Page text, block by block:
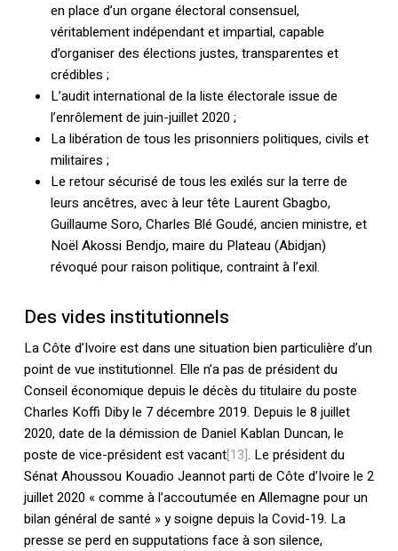
en place d’un organe électoral consensuel,
véritablement indépendant et impartial, capable
d’organiser des élections justes, transparentes et
crédibles ;
L’audit international de la liste électorale issue de
l’enrôlement de juin-juillet 2020 ;
La libération de tous les prisonniers politiques, civils et
militaires ;
Le retour sécurisé de tous les exilés sur la terre de
leurs ancêtres, avec à leur tête Laurent Gbagbo,
Guillaume Soro, Charles Blé Goudé, ancien ministre, et
Noël Akossi Bendjo, maire du Plateau (Abidjan)
révoqué pour raison politique, contraint à l’exil.
Des vides institutionnels
La Côte d’Ivoire est dans une situation bien particulière d’un
point de vue institutionnel. Elle n’a pas de président du
Conseil économique depuis le décès du titulaire du poste
Charles Koffi Diby le 7 décembre 2019. Depuis le 8 juillet
2020, date de la démission de Daniel Kablan Duncan, le
poste de vice-président est vacant[13]. Le président du
Sénat Ahoussou Kouadio Jeannot parti de Côte d’Ivoire le 2
juillet 2020 « comme à l’accoutumée en Allemagne pour un
bilan général de santé » y soigne depuis la Covid-19. La
presse se perd en supputations face à son silence,